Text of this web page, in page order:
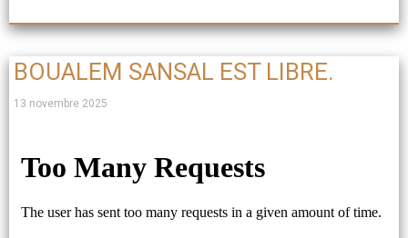
BOUALEM SANSAL EST LIBRE.
13 novembre 2025